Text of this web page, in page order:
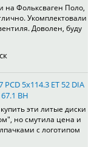
на Фольксваген Поло,
Укомплектовали
Доволен, буду
PCD 5x114.3 ET 52 DIA
67.1 BH
эти литые диски
но смутила цена и
с логотипом